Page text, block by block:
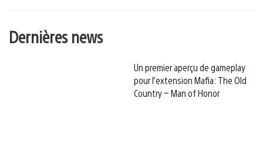
Dernières news
Un premier aperçu de gameplay
pour l’extension Mafia: The Old
Country – Man of Honor